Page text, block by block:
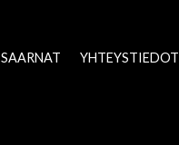
SAARNAT YHTEYSTIEDOT